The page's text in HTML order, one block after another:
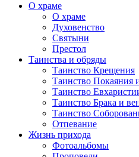
О храме
О храме
Духовенство
Святыни
Престол
Таинства и обряды
Таинство Крещения
Таинство Покаяния
Таинство
Таинство Брака и
Таинство
Отпевание
Жизнь прихода
Фотоальбомы